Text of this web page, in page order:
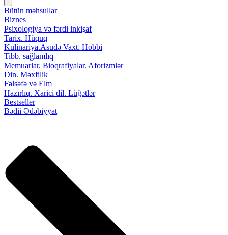
Bütün məhsullar
Biznes
Psixologiya və fərdi inkişaf
Tarix. Hüquq
Kulinariya.Asudə Vaxt. Hobbi
Tibb, sağlamlıq
Memuarlar. Bioqrafiyalar. Aforizmlər
Din. Məxfilik
Fəlsəfə və Elm
Hazırlıq. Xarici dil. Lüğətlər
Bestseller
Bədii Ədəbiyyat